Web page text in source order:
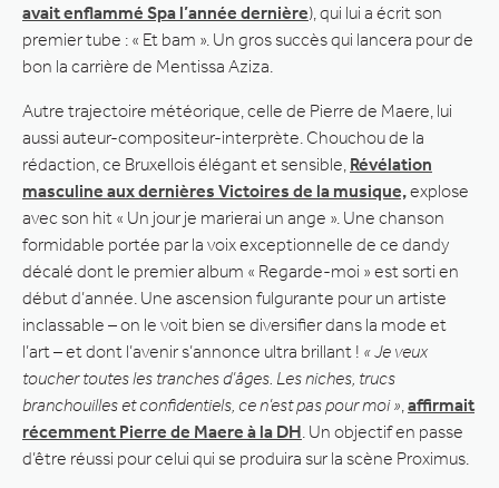
avait enflammé Spa l’année dernière), qui lui a écrit son
premier tube : « Et bam ». Un gros succès qui lancera pour de
bon la carrière de Mentissa Aziza.
Autre trajectoire météorique, celle de Pierre de Maere, lui
aussi auteur-compositeur-interprète. Chouchou de la
rédaction, ce Bruxellois élégant et sensible, Révélation
masculine aux dernières Victoires de la musique,explose
avec son hit « Un jour je marierai un ange ». Une chanson
formidable portée par la voix exceptionnelle de ce dandy
décalé dont le premier album « Regarde-moi » est sorti en
début d’année. Une ascension fulgurante pour un artiste
inclassable – on le voit bien se diversifier dans la mode et
l’art – et dont l’avenir s’annonce ultra brillant ! « Je veux
toucher toutes les tranches d’âges. Les niches, trucs
branchouilles et confidentiels, ce n’est pas pour moi » affirmait
récemment Pierre de Maere à la DH . Un objectif en passe
d’être réussi pour celui qui se produira sur la scène Proximus.